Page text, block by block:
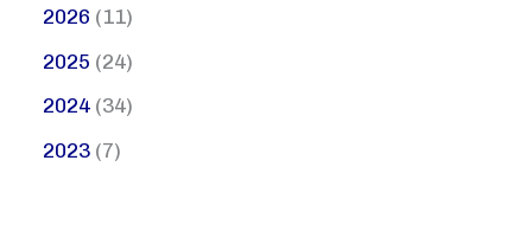
2026 (11)
2025 (24)
2024 (34)
2023 (7)